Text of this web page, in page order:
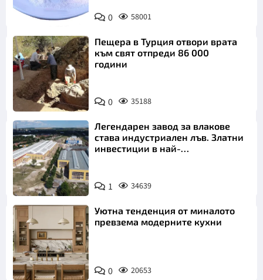
Снимка:
Пиксабей
0 58001
Пещера в Турция отвори врата
към свят отпреди 86 000
години
0 35188
Легендарен завод за влакове
става индустриален лъв. Златни
инвестиции в най-
1 34639
Уютна тенденция от миналото
превзема модерните кухни
0 20653